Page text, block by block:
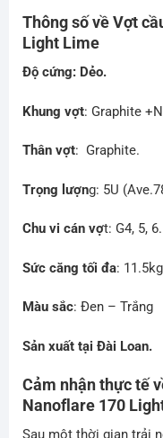
Thông số về Vợt
Light Lime
Độ cứng: Dẻo.
Khung vợt: Graphite
Thân vợt: Graphite.
Trọng lượng: 5U
Chu vi cán vợt: G4, 5, 6.
Sức căng tối đa: 11.5kg
Màu sắc: Đen – Trắng
Sản xuất tại Đài Loan.
Cảm nhận thực tế
Nanoflare 170
Sau một thời gian trải